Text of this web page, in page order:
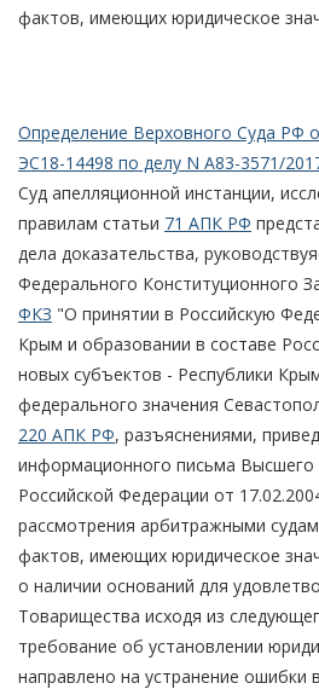
фактов, имеющих юридическое
Определение Верховного Суда РФ
ЭС18-14498 по делу N А83-3571/
Суд апелляционной инстанции,
правилам статьи 71 АПК РФ
дела доказательства,
Федерального Конституционного
ФКЗ "О принятии в Российскую
Крым и образовании в составе
новых субъектов - Республики
федерального значения
220 АПК РФ, разъяснениями,
информационного письма
Российской Федерации от
рассмотрения арбитражными
фактов, имеющих юридическое
о наличии оснований для
Товарищества исходя из
требование об установлении
направлено на устранение ошибки